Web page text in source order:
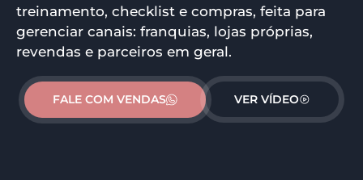
treinamento, checklist e compras, feita para
gerenciar canais: franquias, lojas próprias,
revendas e parceiros em geral.
FALE COM VENDAS VER VÍDEO